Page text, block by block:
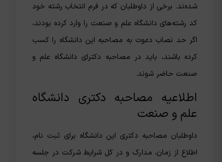
شده‌ند. برخی از داوطلبان که در فرم انتخاب رشته خود
کد رشته‌های دانشگاه علم و صنعت را وارد کرده بودند،
اگر حد نصاب دعوت به مصاحبه این دانشگاه را کسب
کرده باشند، باید در مصاحبه دکترای دانشگاه علم و
صنعت حاضر شوند.
اطلاعیه مصاحبه دکتری دانشگاه
علم و صنعت
داوطلبان مصاحبه دکتری این دانشگاه برای ثبت نام،
اطلاع از زمان، مدارک و در کل شرایط شرکت در جلسه